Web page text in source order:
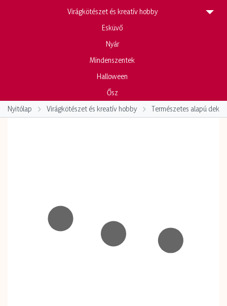
Virágkötészet és kreatív hobby
Esküvő
Nyár
Mindenszentek
Halloween
Ősz
Nyitólap
Virágkötészet és kreatív hobby Természetes alapú